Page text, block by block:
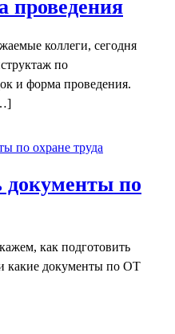
проведения
коллеги, сегодня
по
и форма проведения.
документы по
как подготовить
какие документы по ОТ